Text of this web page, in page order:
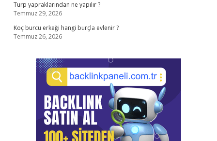
Turp yapraklarından ne yapılır ?
Temmuz 29, 2026
Koç burcu erkeği hangi burçla evlenir ?
Temmuz 26, 2026